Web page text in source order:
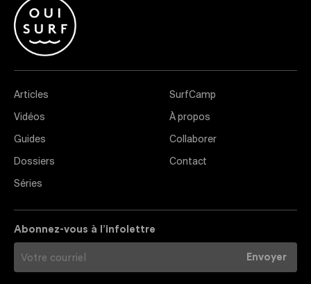
Articles
Vidéos
Guides
Dossiers
Séries
SurfCamp
À propos
Collaborer
Contact
Abonnez-vous à l’infolettre